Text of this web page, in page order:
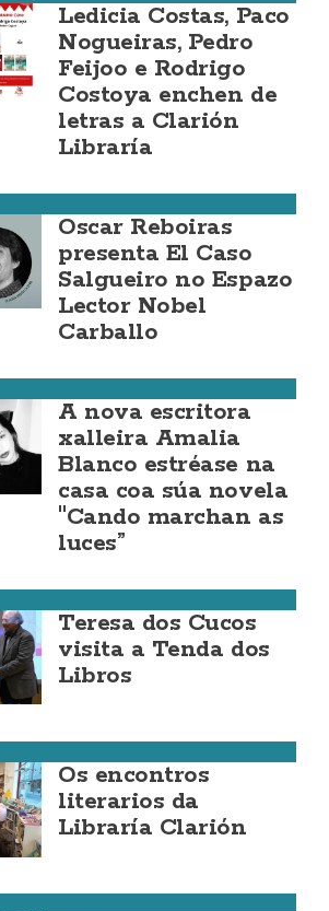
Ledicia Costas, Paco
Nogueiras, Pedro
Feijoo e Rodrigo
Costoya enchen de
letras a Clarión
Libraría
Oscar Reboiras
presenta El Caso
Salgueiro no Espazo
Lector Nobel
Carballo
A nova escritora
xalleira Amalia
Blanco estréase na
casa coa súa novela
"Cando marchan as
luces”
Teresa dos Cucos
visita a Tenda dos
Libros
Os encontros
literarios da
Libraría Clarión